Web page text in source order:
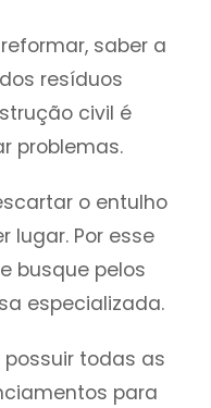
saber a
resíduos
civil é
problemas.
o entulho
lugar. Por esse
busque pelos
especializada.
todas as
para